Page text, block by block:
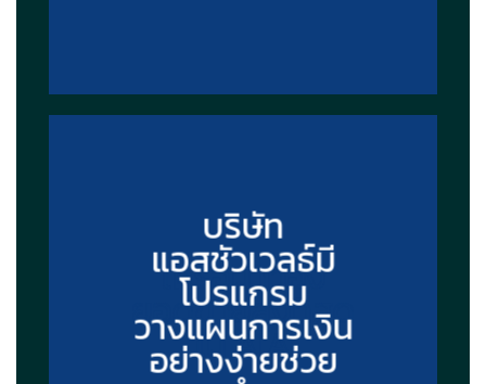
เครือนำทอง
ยอดขายสูงที่สุด
ใน AIA
บริษัท
แอสชัวเวลธ์มี
โปรแกรม
วางแผนการเงิน
อย่างง่ายช่วย